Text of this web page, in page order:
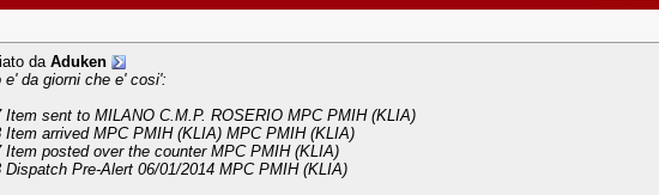
daAduken
da giorni che e' cosi':
Item sent to MILANO C.M.P. ROSERIO MPC PMIH (KLIA)
Item arrived MPC PMIH (KLIA) MPC PMIH (KLIA)
Item posted over the counter MPC PMIH (KLIA)
Dispatch Pre-Alert 06/01/2014 MPC PMIH (KLIA)